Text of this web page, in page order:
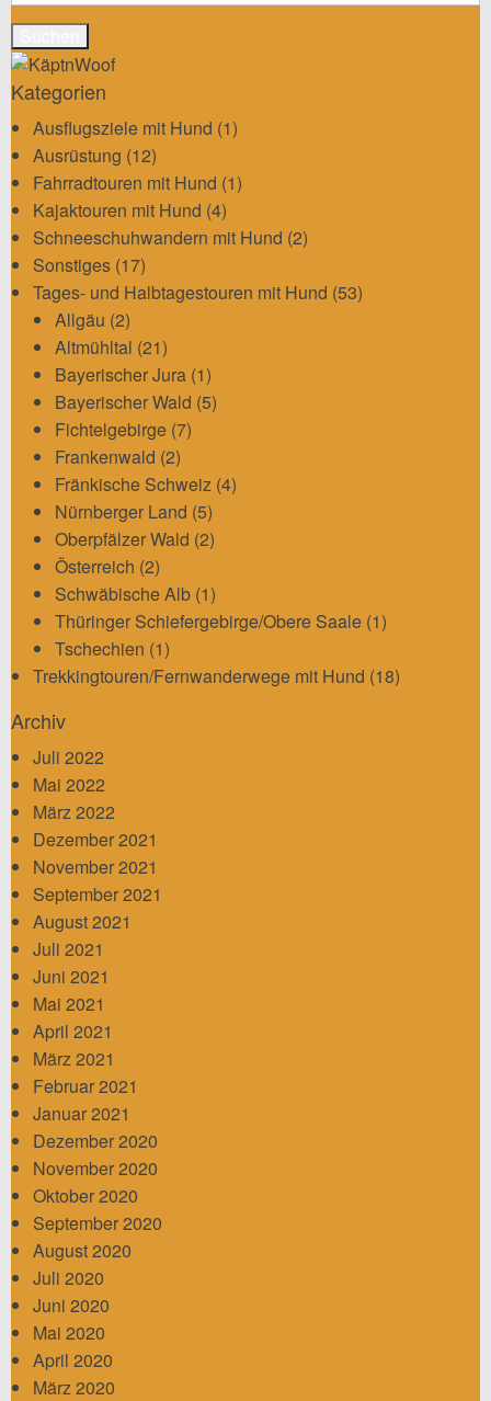
Kategorien
Ausflugsziele mit Hund (1)
Ausrüstung (12)
Fahrradtouren mit Hund (1)
Kajaktouren mit Hund (4)
Schneeschuhwandern mit Hund (2)
Sonstiges (17)
Tages- und Halbtagestouren mit Hund (53)
Allgäu (2)
Altmühltal (21)
Bayerischer Jura (1)
Bayerischer Wald (5)
Fichtelgebirge (7)
Frankenwald (2)
Fränkische Schweiz (4)
Nürnberger Land (5)
Oberpfälzer Wald (2)
Österreich (2)
Schwäbische Alb (1)
Thüringer Schiefergebirge/Obere Saale (1)
Tschechien (1)
Trekkingtouren/Fernwanderwege mit Hund (18)
Archiv
Juli 2022
Mai 2022
März 2022
Dezember 2021
November 2021
September 2021
August 2021
Juli 2021
Juni 2021
Mai 2021
April 2021
März 2021
Februar 2021
Januar 2021
Dezember 2020
November 2020
Oktober 2020
September 2020
August 2020
Juli 2020
Juni 2020
Mai 2020
April 2020
März 2020